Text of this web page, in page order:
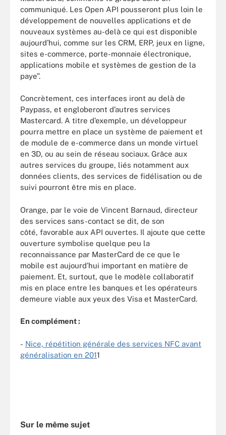
communiqué. Les Open API pousseront plus loin le
développement de nouvelles applications et de
nouveaux systèmes au-delà ce qui est disponible
aujourd’hui, comme sur les CRM, ERP, jeux en ligne,
sites e-commerce, porte-monnaie électronique,
applications mobile et systèmes de gestion de la
paye”.
Concrètement, ces interfaces iront au delà de
Paypass, et engloberont d’autres services
Mastercard. A titre d’exemple, un développeur
pourra mettre en place un système de paiement et
de module de e-commerce dans un monde virtuel
en 3D, ou au sein de réseau sociaux. Grâce aux
autres services du groupe, liés notamment aux
données clients, des services de fidélisation ou de
suivi pourront être mis en place.
Orange, par le voie de Vincent Barnaud, directeur
des services sans-contact se dit, de son
côté, favorable aux API ouvertes. Il ajoute que cette
ouverture symbolise quelque peu la
reconnaissance par MasterCard de ce que le
mobile est aujourd’hui important en matière de
paiement. Et, surtout, que le modèle collaboratif
mis en place entre les banques et les opérateurs
demeure viable aux yeux des Visa et MasterCard.
En complément :
- Nice, répétition générale des services NFC avant
généralisation en 2011
Sur le même sujet